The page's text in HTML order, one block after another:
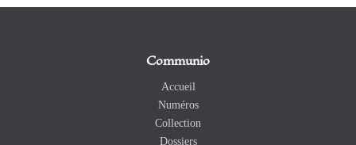
Communio
Accueil
Numéros
Collection
Dossiers